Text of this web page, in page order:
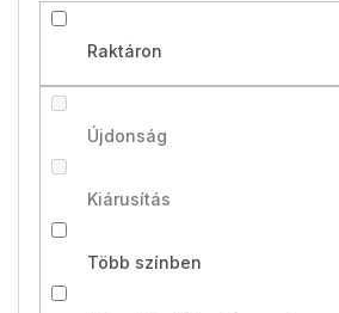
Raktáron
Újdonság
Kiárusítás
Több színben